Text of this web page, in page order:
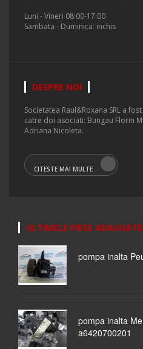
Luni - Vineri 08:00-17:00
Sambata - Duminica: inchis
DESPRE NOI
Societatea Raul&Roxana SRL a
catre doi asociati: Bungau Florin
Adriana Nicoleta.
CITESTE MAI MULTE
ULTIMELE PIESE ADAUGATE
pompa inalta
pompa inalta
a6420700201